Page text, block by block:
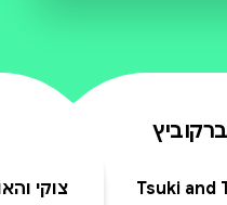
עם האיורים.
printed and
Tsuki and
צוקי